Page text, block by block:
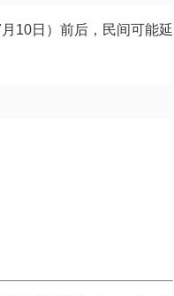
10日）前后，民间可能延